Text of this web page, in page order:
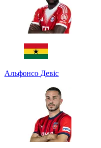
Альфонсо Девіс